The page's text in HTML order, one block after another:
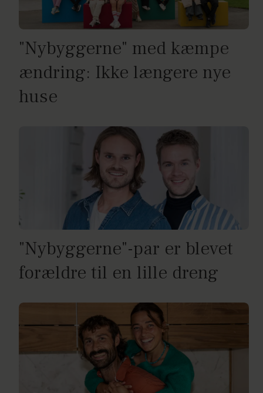
"Nybyggerne" med kæmpe
ændring: Ikke længere nye
huse
"Nybyggerne"-par er blevet
forældre til en lille dreng